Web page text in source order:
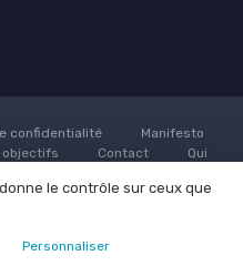
confidentialité
Manifesto
objectifs Contact
Qui
d'expert
Devenir un
2026
le contrôle sur ceux que
Personnaliser